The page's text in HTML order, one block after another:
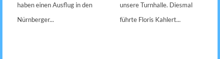
haben einen Ausflug in den
Nürnberger...
unsere Turnhalle. Diesmal
führte Floris Kahlert...